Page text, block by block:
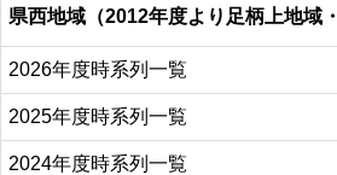
県西地域（2012年度より足柄上地域
2026年度時系列一覧
2025年度時系列一覧
2024年度時系列一覧